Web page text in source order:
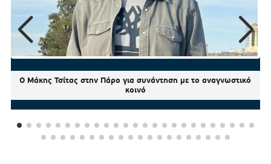
Ο Μάκης Τσίτας στην Πάρο για συνάντηση με το αναγνωστικό
κοινό